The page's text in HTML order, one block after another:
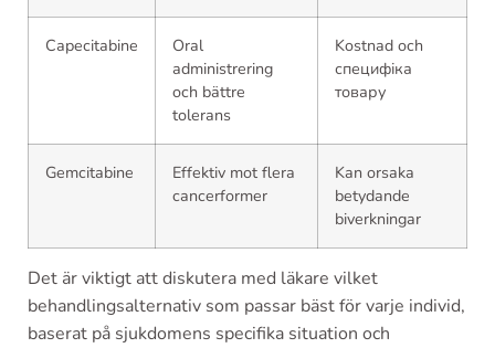
Capecitabine
Oral
administrering
och bättre
tolerans
Kostnad och
специфіка
товару
Gemcitabine
Effektiv mot flera
cancerformer
Kan orsaka
betydande
biverkningar
Det är viktigt att diskutera med läkare vilket
behandlingsalternativ som passar bäst för varje individ,
baserat på sjukdomens specifika situation och